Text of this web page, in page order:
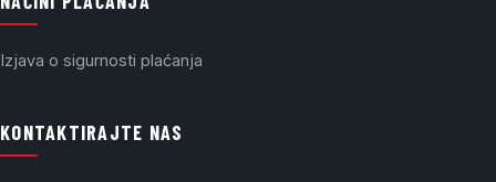
Izjava o sigurnosti plaćanja
KONTAKTIRAJTE NAS